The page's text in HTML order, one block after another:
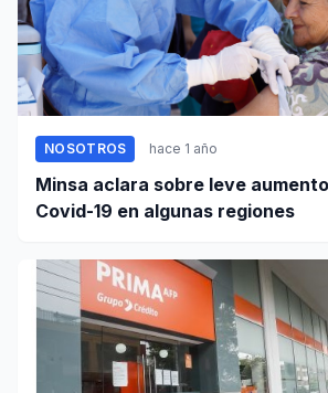
NOSOTROS hace 1 año
Minsa aclara sobre leve aumento
Covid-19 en algunas regiones